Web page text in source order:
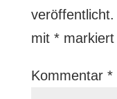
veröffentlicht.
mit *markiert
Kommentar *